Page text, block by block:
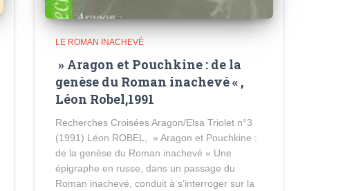
LE ROMAN INACHEVÉ
» Aragon et Pouchkine : de la
genèse du Roman inachevé « ,
Léon Robel,1991
Recherches Croisées Aragon/Elsa Triolet n°3
(1991) Léon ROBEL, » Aragon et Pouchkine :
de la genèse du Roman inachevé « Une
épigraphe en russe, dans un passage du
Roman inachevé, conduit à s’interroger sur la